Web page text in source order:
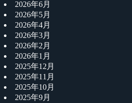
2026年6月
2026年5月
2026年4月
2026年3月
2026年2月
2026年1月
2025年12月
2025年11月
2025年10月
2025年9月